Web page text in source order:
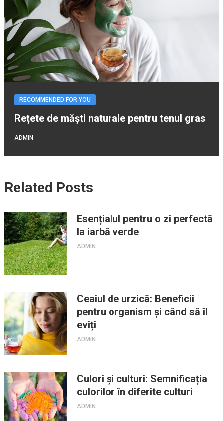
RECOMMENDED FOR YOU
Rețete de măști naturale pentru tenul gras
ADMIN
Related Posts
Esențialul pentru o zi perfectă
la iarbă verde
ADMIN
Ceaiul de urzică: Beneficii
pentru organism și când să îl
eviți
ADMIN
Culori și culturi: Semnificația
culorilor în diferite culturi
ADMIN